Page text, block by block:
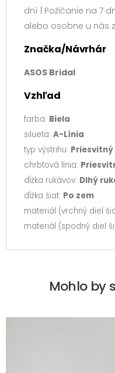
dní | Požičanie na 7
alebo osobne u nás
Značka/Návrhár
ASOS Bridal
Vzhľad
farba: Biela
silueta: A-Línia
typ výstrihu: Priesvitný
chrbtová línia:
dĺžka rukávov: Dlhý
dĺžka šiat: Po zem
materiál (vrchný diel
materiál (spodný diel
Mohlo by